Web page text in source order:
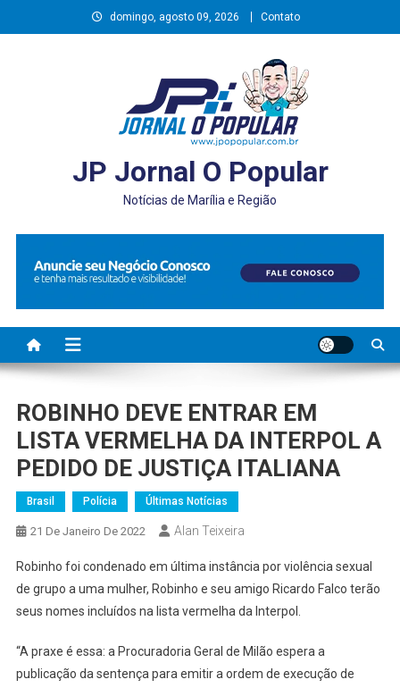
to
domingo, agosto 09, 2026 Contato
JP Jornal O Popular
Notícias de Marília e Região
ROBINHO DEVE ENTRAR EM
LISTA VERMELHA DA INTERPOL A
PEDIDO DE JUSTIÇA ITALIANA
Brasil Polícia Últimas Notícias
21 De Janeiro De 2022 Alan Teixeira
Robinho foi condenado em última instância por violência sexual
de grupo a uma mulher, Robinho e seu amigo Ricardo Falco terão
seus nomes incluídos na lista vermelha da Interpol.
“A praxe é essa: a Procuradoria Geral de Milão espera a
publicação da sentença para emitir a ordem de execução de